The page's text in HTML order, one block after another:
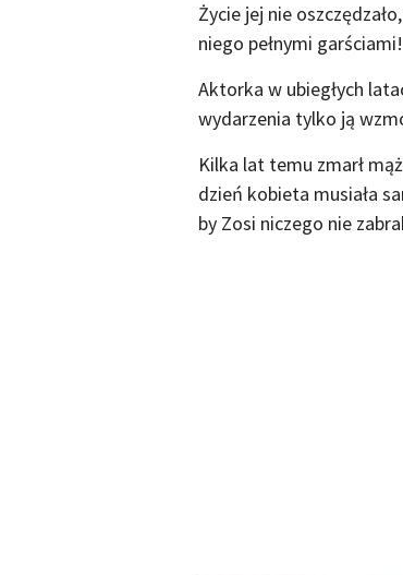
Życie jej nie
niego pełnymi garściami!
Aktorka w ubiegłych
wydarzenia tylko ją
Kilka lat temu zmarł
dzień kobieta musiała
by Zosi niczego nie